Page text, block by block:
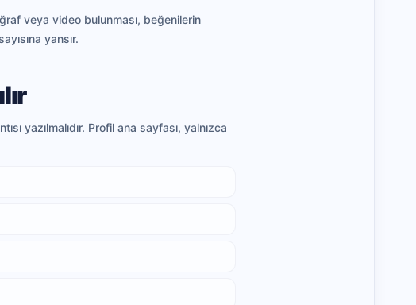
veya video bulunması, beğenilerin
yansır.
yazılmalıdır. Profil ana sayfası, yalnızca